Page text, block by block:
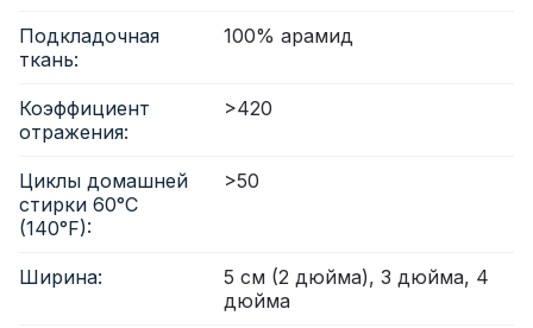
Подкладочная
ткань:
100% арамид
Коэффициент
отражения:
>420
Циклы домашней
стирки 60°C
(140°F):
>50
Ширина:
5 см (2 дюйма), 3 дюйма, 4
дюйма